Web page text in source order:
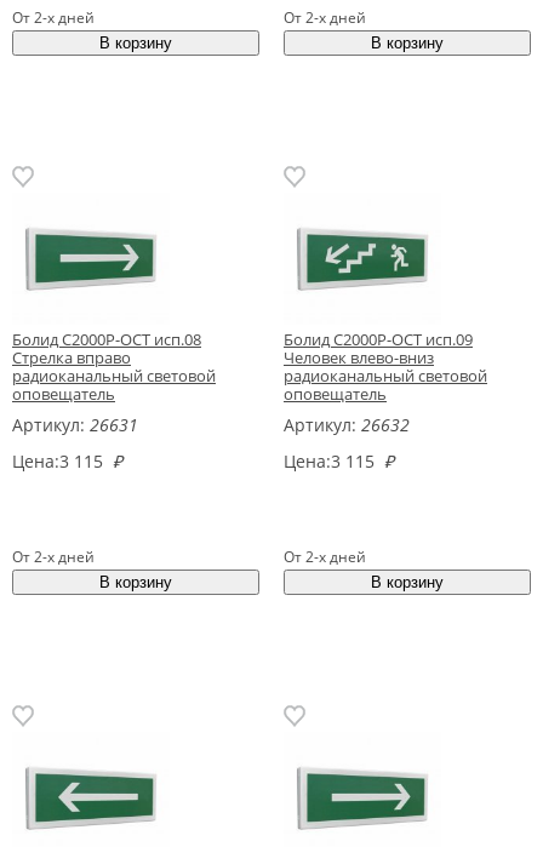
От 2-х дней От 2-х дней
Болид С2000Р-ОСТ исп.08
Стрелка вправо
радиоканальный световой
оповещатель
Артикул: 26631
Цена:3 115 ₽
От 2-х дней
Болид С2000Р-ОСТ исп.09
Человек влево-вниз
радиоканальный световой
оповещатель
Артикул: 26632
Цена:3 115 ₽
От 2-х дней